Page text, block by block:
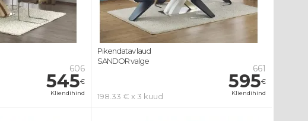
606
545€
Kliendihind
661
595€
Kliendihind
198.33 € x 3 kuud
Pikendatav laud
SANDOR valge